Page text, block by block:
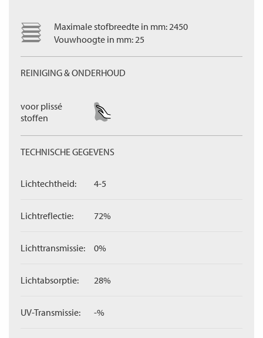
Maximale stofbreedte in mm: 2450
Vouwhoogte in mm: 25
REINIGING & ONDERHOUD
voor plissé
stoffen
TECHNISCHE GEGEVENS
Lichtechtheid: 4-5
Lichtreflectie: 72%
Lichttransmissie: 0%
Lichtabsorptie: 28%
UV-Transmissie: -%